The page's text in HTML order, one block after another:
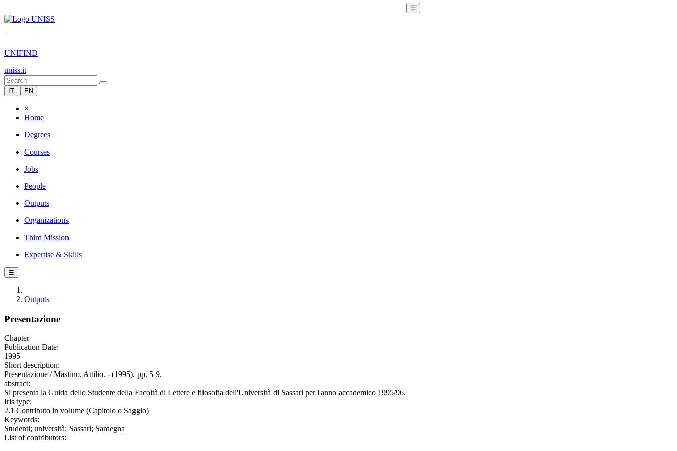
☰
|
UNIFIND
uniss.it
IT EN
×
Home
Degrees
Courses
Jobs
People
Outputs
Organizations
Third Mission
Expertise & Skills
☰
Outputs
Presentazione
Chapter
Publication Date:
1995
Short description:
Presentazione / Mastino, Attilio. - (1995), pp. 5-9.
abstract:
Si presenta la Guida dello Studente della Facoltà di Lettere e filosofia dell'Università di Sassari per l'anno accademico 1995/96.
Iris type:
2.1 Contributo in volume (Capitolo o Saggio)
Keywords:
Studenti; università; Sassari; Sardegna
List of contributors: